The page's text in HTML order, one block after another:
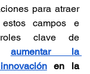
para atraer
campos e
clave de
aumentar la
en la